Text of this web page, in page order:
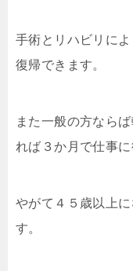
手術とリハビリに
復帰できます。
また一般の方なら
れば３か月で仕事に
やがて４５歳以上
す。